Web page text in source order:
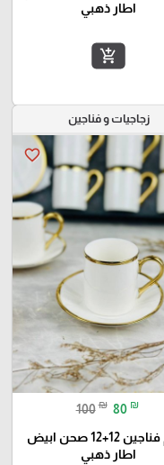
اطار ذهبي
add_shopping_cart
زجاجيات و فناجين
favorite_border
100 ₪ 80 ₪
طقم فناجين 12+12 صحن ابيض
اطار ذهبي